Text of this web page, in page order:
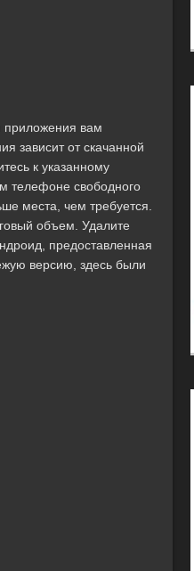
приложения вам
зависит от скачанной
к указанному
телефоне свободного
места, чем требуется.
объем. Удалите
предоставленная
версию, здесь были